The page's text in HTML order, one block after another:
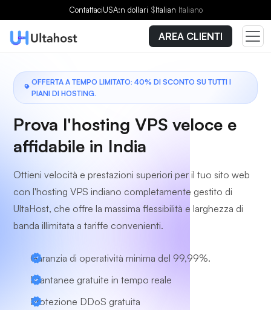
ContattaciUSA:n dollari $Italian Italiano
AREA CLIENTI
OFFERTA A TEMPO LIMITATO: 40% DI SCONTO SU TUTTI I
PIANI DI HOSTING.
Prova l'hosting VPS veloce e
affidabile in India
Ottieni velocità e prestazioni superiori per il tuo sito web
con l'hosting VPS indiano completamente gestito di
UltaHost, che offre la massima flessibilità e larghezza di
banda illimitata a tariffe convenienti.
Garanzia di operatività minima del 99,99%.
Istantanee gratuite in tempo reale
Protezione DDoS gratuita